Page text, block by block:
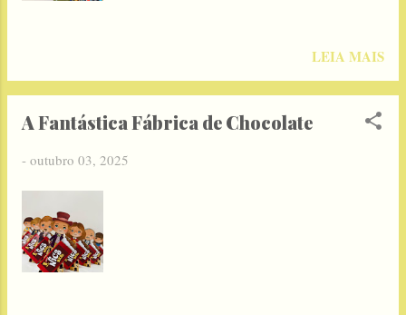
LEIA MAIS
A Fantástica Fábrica de Chocolate
- outubro 03, 2025